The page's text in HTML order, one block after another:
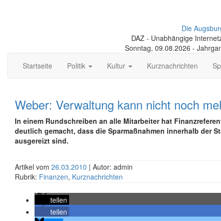
Die
DAZ - Unabhängige
Sonntag, 09.08.2026 -
Startseite
Politik Kultur Kurznachrichten
Weber: Verwaltung kann nicht noch
In einem Rundschreiben an alle Mitarbeiter hat
deutlich gemacht, dass die Sparmaßnahmen innerhalb der
ausgereizt sind.
Artikel vom 26.03.2010 | Autor: admin
Rubrik: Finanzen, Kurznachrichten
teilen
teilen